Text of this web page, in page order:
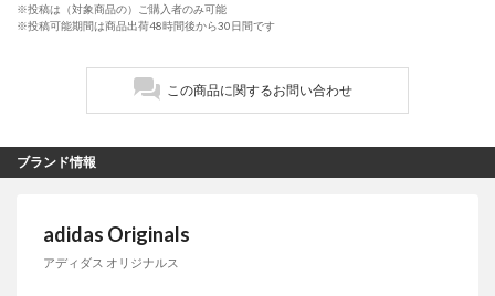
※投稿は（対象商品の）ご購入者のみ可能
※投稿可能期間は商品出荷48時間後から30日間です
この商品に関するお問い合わせ
ブランド情報
adidas Originals
アディダス オリジナルス